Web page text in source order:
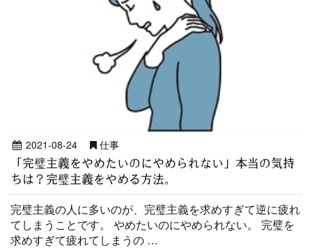
2021-08-24 仕事
「完璧主義をやめたいのにやめられない」本当の気持
ちは？完璧主義をやめる方法。
完璧主義の人に多いのが、完璧主義を求めすぎて逆に疲れ
てしまうことです。 やめたいのにやめられない。 完璧を
求めすぎて疲れてしまうの …